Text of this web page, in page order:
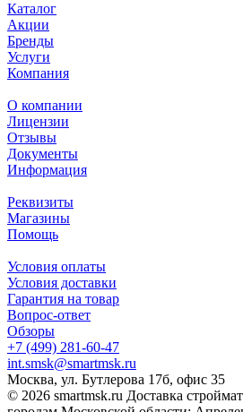
Каталог
Акции
Бренды
Услуги
Компания
О компании
Лицензии
Отзывы
Документы
Информация
Реквизиты
Магазины
Помощь
Условия оплаты
Условия доставки
Гарантия на товар
Вопрос-ответ
Обзоры
+7 (499) 281-60-47
int.smsk@smartmsk.ru
Москва, ул. Бутлерова 17б, офис 35
© 2026 smartmsk.ru Доставка